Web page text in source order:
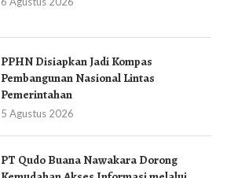
PPHN Disiapkan Jadi Kompas
Pembangunan Nasional Lintas
Pemerintahan
5 Agustus 2026
PT Qudo Buana Nawakara Dorong